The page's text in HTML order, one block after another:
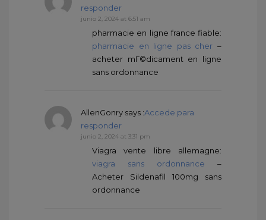
responder
junio 2, 2024 at 6:51 am
pharmacie en ligne france fiable:
pharmacie en ligne pas cher –
acheter mГ©dicament en ligne
sans ordonnance
AllenGonry says :Accede para
responder
junio 2, 2024 at 3:31 pm
Viagra vente libre allemagne:
viagra sans ordonnance –
Acheter Sildenafil 100mg sans
ordonnance